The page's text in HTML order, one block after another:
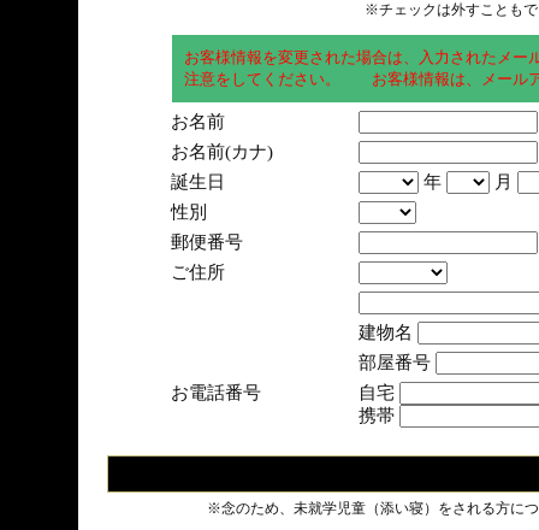
※チェックは外すことも
お客様情報を変更された場合は、入力されたメ
注意をしてください。 お客様情報は、メール
お名前
お名前(カナ)
誕生日
年
月
性別
郵便番号
ご住所
建物名
部屋番号
お電話番号
自宅
携帯
※念のため、未就学児童（添い寝）をされる方に